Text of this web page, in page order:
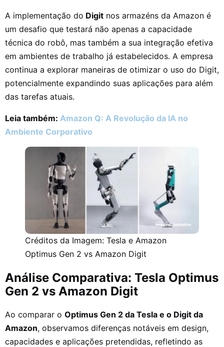
A implementação do Digit nos armazéns da Amazon é
um desafio que testará não apenas a capacidade
técnica do robô, mas também a sua integração efetiva
em ambientes de trabalho já estabelecidos. A empresa
continua a explorar maneiras de otimizar o uso do Digit,
potencialmente expandindo suas aplicações para além
das tarefas atuais.
Leia também: Amazon Q: A Revolução da IA no
Ambiente Corporativo
Créditos da Imagem: Tesla e Amazon
Optimus Gen 2 vs Amazon Digit
Análise Comparativa: Tesla Optimus
Gen 2 vs Amazon Digit
Ao comparar o Optimus Gen 2 da Tesla e o Digit da
Amazon, observamos diferenças notáveis em design,
capacidades e aplicações pretendidas, refletindo as